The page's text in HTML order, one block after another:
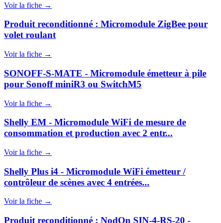
Voir la fiche →
Produit reconditionné : Micromodule ZigBee pour
volet roulant
Voir la fiche →
SONOFF-S-MATE - Micromodule émetteur à pile
pour Sonoff miniR3 ou SwitchM5
Voir la fiche →
Shelly EM - Micromodule WiFi de mesure de
consommation et production avec 2 entr...
Voir la fiche →
Shelly Plus i4 - Micromodule WiFi émetteur /
contrôleur de scènes avec 4 entrées...
Voir la fiche →
Produit reconditionné : NodOn SIN-4-RS-20 -